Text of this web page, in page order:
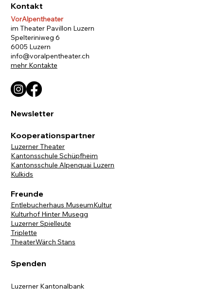
Kontakt
VorAlpentheater
im Theater Pavillon Luzern
Spelteriniweg 6
6005 Luzern
info@voralpentheater.ch
mehr Kontakte
Newsletter
Kooperationspartner
Luzerner Theater
Kantonsschule Schüpfheim
Kantonsschule Alpenquai Luzern
Kulkids
Freunde
Entlebucherhaus MuseumKultur
Kulturhof Hinter Musegg
Luzerner Spielleute
Triplette
TheaterWärch Stans
Spenden
Luzerner Kantonalbank